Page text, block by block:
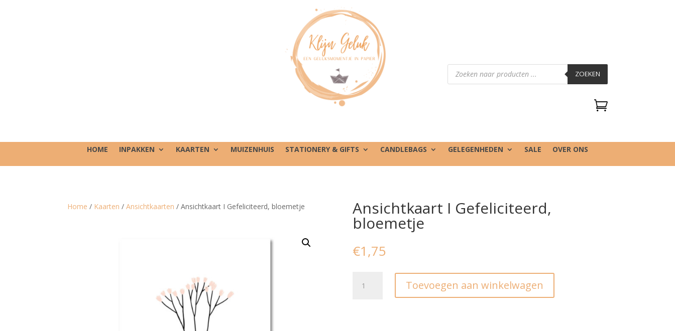
Producten
zoeken ZOEKEN

HOME INPAKKEN KAARTEN MUIZENHUIS STATIONERY & GIFTS CANDLEBAGS GELEGENHEDEN SALE OVER ONS
Home / Kaarten /Ansichtkaarten / Ansichtkaart I Gefeliciteerd, bloemetje Ansichtkaart I Gefeliciteerd,
bloemetje
€1,75
Toevoegen aan winkelwagen